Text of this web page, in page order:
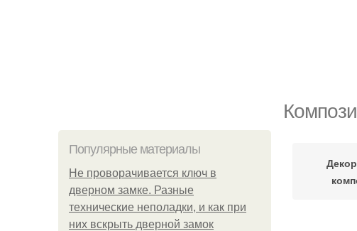
Популярные материалы
Не проворачивается ключ в
дверном замке. Разные
технические неполадки, и как при
них вскрыть дверной замок